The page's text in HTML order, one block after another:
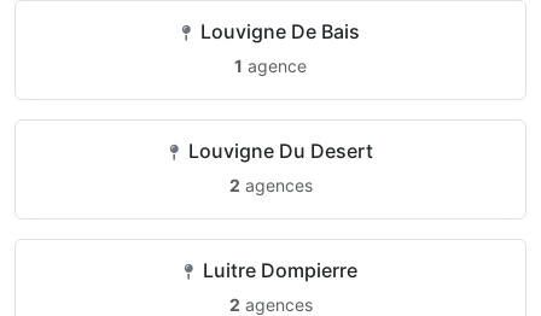
Louvigne De Bais
1 agence
Louvigne Du Desert
2 agences
Luitre Dompierre
2 agences